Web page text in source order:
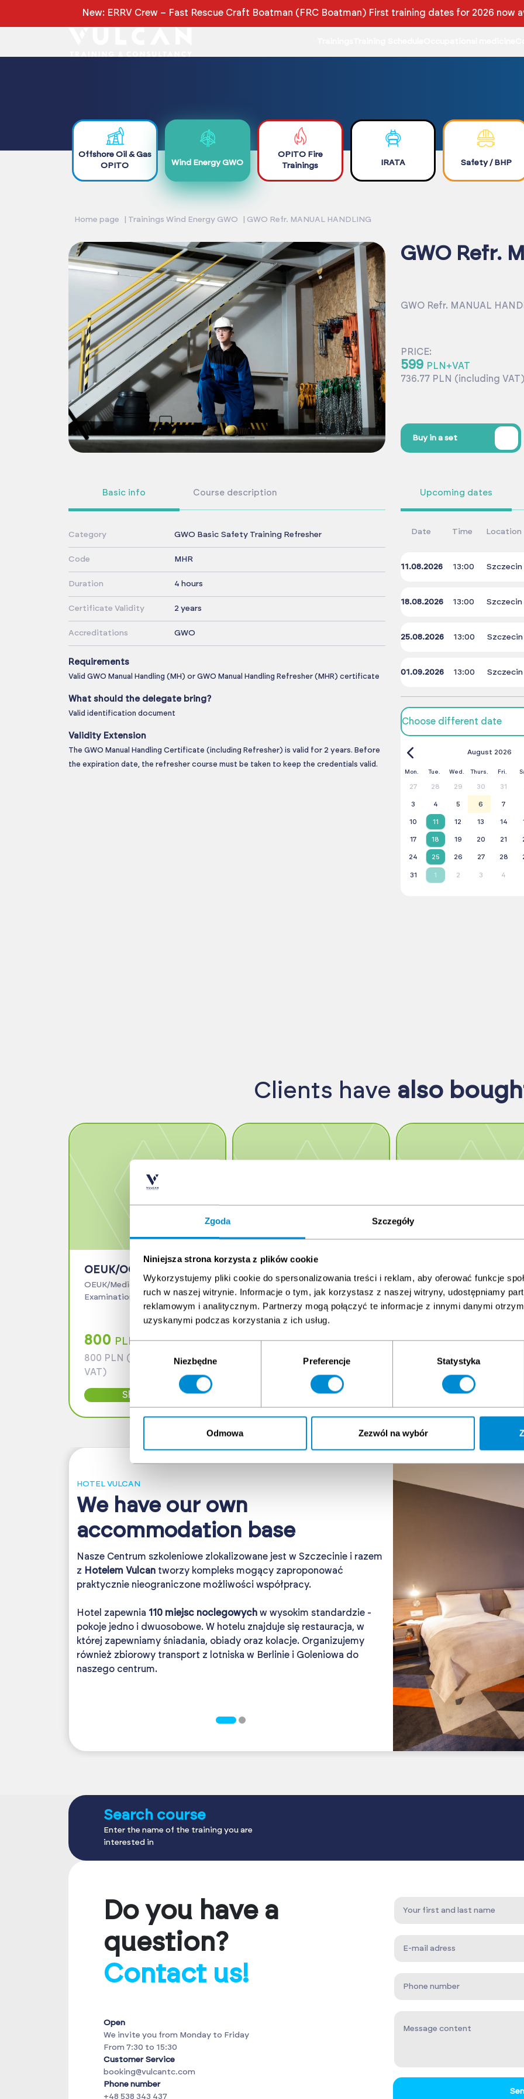
Zgoda Szczegóły
Niniejsza strona korzysta z plików cookie
Wykorzystujemy pliki cookie do spersonalizowania treści i reklam, aby oferować funkcje
ruch w naszej witrynie. Informacje o tym, jak korzystasz z naszej witryny, udostępniamy
reklamowym i analitycznym. Partnerzy mogą połączyć te informacje z innymi danymi
uzyskanymi podczas korzystania z ich usług.
Wybór
zgody
Niezbędne Preferencje Statystyka
Odmowa Zezwól na wybór
New: ERRV Crew – Fast Rescue Craft Boatman (FRC Boatman) First training dates for 2026 now
Offshore Oil & Gas
OPITO
Wind Energy GWO
OPITO Fire
Trainings
IRATA Safety / BHP
Home page Trainings Wind Energy GWO GWO Refr. MANUAL HANDLING
GWO Refr.
GWO Refr. MANUAL
PRICE:
599 PLN+VAT
736.77 PLN (including VAT)
Buy in a set
Basic info Course description
Category GWO Basic Safety Training Refresher
Code MHR
Duration 4 hours
Certificate Validity 2 years
Accreditations GWO
Requirements
Valid GWO Manual Handling (MH) or GWO Manual Handling Refresher (MHR) certificate
What should the delegate bring?
Valid identification document
Validity Extension
The GWO Manual Handling Certificate (including Refresher) is valid for 2 years. Before
the expiration date, the refresher course must be taken to keep the credentials valid.
Upcoming dates
Date Time Location
11.08.2026 13:00 Szczecin
18.08.2026 13:00 Szczecin
25.08.2026 13:00 Szczecin
01.09.2026 13:00 Szczecin
Choose different date
August 2026
Mon. Tue. Wed. Thurs. Fri.
27 28 29 30 31
3 4 5 6 7
10 11 12 13 14
17 18 19 20 21
24 25 26 27 28
31 1 2 3 4
Clients have also
OEUK/OGUK Medical
OEUK/Medical 620pln +
Examinations 180pln
800 PLN + VAT
800 PLN (exempt from
VAT)
Show more
Zdrowia
(MLC/ILO/STCW)
Marine Health Certificate
300PLN + VAT
300 PLN (exempt from
Show more
na Wysokości
Health Certificate for
at Height + basic
350PLN + VAT
350 PLN (exempt from
Show more
HOTEL VULCAN
We have our own
accommodation base
Nasze Centrum szkoleniowe zlokalizowane jest w Szczecinie i razem
z Hotelem Vulcantworzy kompleks mogący zaproponować
praktycznie nieograniczone możliwości współpracy.
Hotel zapewnia 110 miejsc noclegowychw wysokim standardzie -
pokoje jedno i dwuosobowe. W hotelu znajduje się restauracja, w
której zapewniamy śniadania, obiady oraz kolacje. Organizujemy
również zbiorowy transport z lotniska w Berlinie i Goleniowa do
naszego centrum.
Search course
Enter the name of the training you are
interested in
Do you have a
question?
Contact us!
Open
We invite you from Monday to Friday
From 7:30 to 15:30
Customer Service
booking@vulcantc.com
Phone number
+48 538 343 437